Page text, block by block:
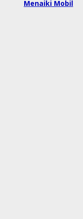
Menaiki Mobil